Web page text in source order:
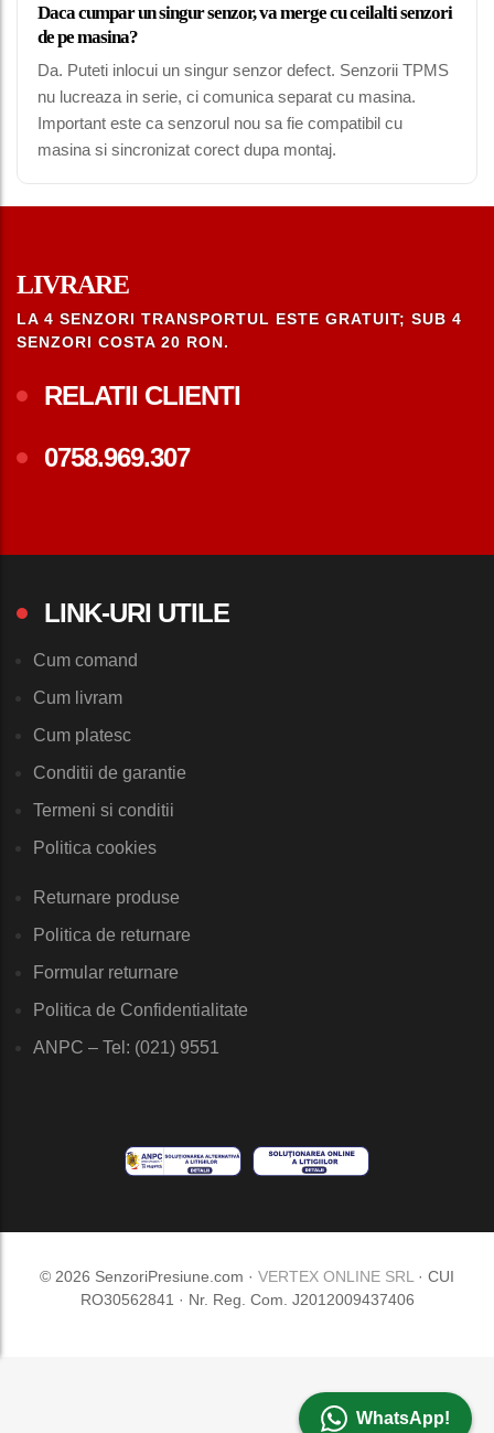
Daca cumpar un singur senzor, va merge cu ceilalti senzori
de pe masina?
Da. Puteti inlocui un singur senzor defect. Senzorii TPMS
nu lucreaza in serie, ci comunica separat cu masina.
Important este ca senzorul nou sa fie compatibil cu
masina si sincronizat corect dupa montaj.
WhatsApp!
LIVRARE
LA 4 SENZORI TRANSPORTUL ESTE GRATUIT; SUB 4
SENZORI COSTA 20 RON.
RELATII CLIENTI
0758.969.307
LINK-URI UTILE
Cum comand
Cum livram
Cum platesc
Conditii de garantie
Termeni si conditii
Politica cookies
Returnare produse
Politica de returnare
Formular returnare
Politica de Confidentialitate
ANPC – Tel: (021) 9551
© 2026 SenzoriPresiune.com · VERTEX ONLINE SRL · CUI
RO30562841 · Nr. Reg. Com. J2012009437406